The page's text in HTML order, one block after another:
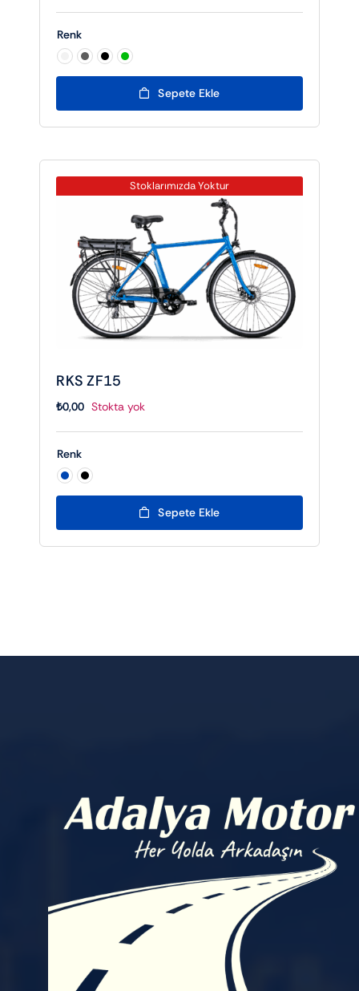
Renk
Sepete Ekle
Stoklarımızda Yoktur
RKS ZF15
₺0,00 Stokta yok
Renk
Sepete Ekle